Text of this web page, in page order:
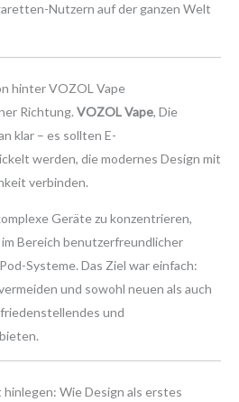
Nutzern auf der ganzen Welt
hinter VOZOL Vape
Richtung.VOZOL Vape, Die
klar – es sollten E-
werden, die modernes Design mit
verbinden.
Geräte zu konzentrieren,
Bereich benutzerfreundlicher
Systeme. Das Ziel war einfach:
und sowohl neuen als auch
und
Wie Design als erstes